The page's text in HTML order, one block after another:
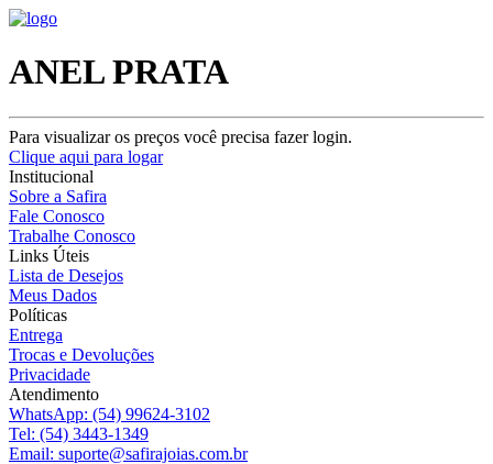
ANEL PRATA
Para visualizar os preços você precisa fazer login.
Clique aqui para logar
Institucional
Sobre a Safira
Fale Conosco
Trabalhe Conosco
Links Úteis
Lista de Desejos
Meus Dados
Políticas
Entrega
Trocas e Devoluções
Privacidade
Atendimento
WhatsApp: (54) 99624-3102
Tel: (54) 3443-1349
Email: suporte@safirajoias.com.br